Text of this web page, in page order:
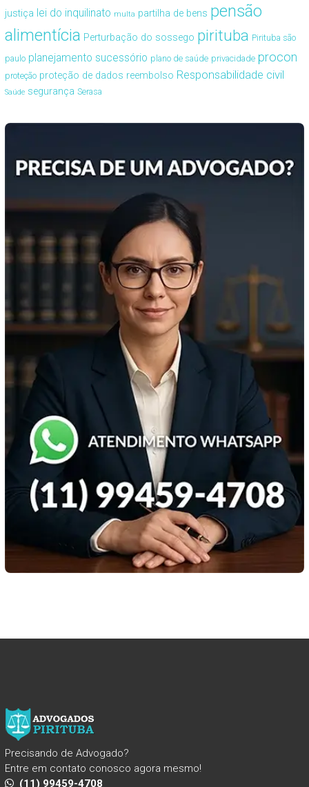
justiça lei do inquilinato multa partilha de bens pensão
alimentícia Perturbação do sossego pirituba Pirituba são
paulo planejamento sucessório plano de saúde privacidade procon
proteção proteção de dados reembolso Responsabilidade civil
Saúde segurança Serasa
Precisando de Advogado?
Entre em contato conosco agora mesmo!
(11) 99459-4708